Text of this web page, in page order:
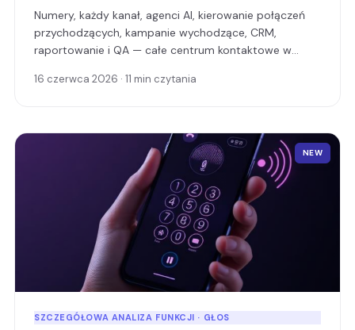
Numery, każdy kanał, agenci AI, kierowanie połączeń
przychodzących, kampanie wychodzące, CRM,
raportowanie i QA — całe centrum kontaktowe w
mała firma nigdy nie zostawi klienta bez odpowiedzi.
16 czerwca 2026 · 11 min czytania
NEW
SZCZEGÓŁOWA ANALIZA FUNKCJI · GŁOS